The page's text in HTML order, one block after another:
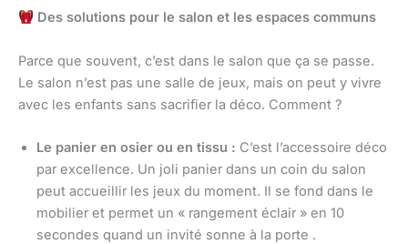
Des solutions pour le salon et les espaces communs
Parce que souvent, c’est dans le salon que ça se passe.
Le salon n’est pas une salle de jeux, mais on peut y vivre
avec les enfants sans sacrifier la déco. Comment ?
Le panier en osier ou en tissu : C’est l’accessoire déco
par excellence. Un joli panier dans un coin du salon
peut accueillir les jeux du moment. Il se fond dans le
mobilier et permet un « rangement éclair » en 10
secondes quand un invité sonne à la porte .